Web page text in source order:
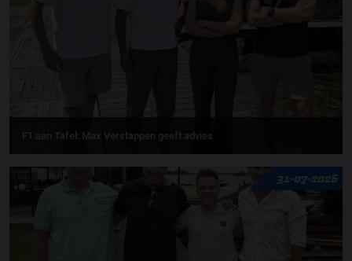
F1 aan Tafel: Max Verstappen geeft advies
31-07-2026